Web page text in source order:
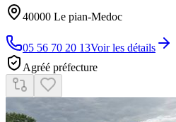
40000 Le pian-Medoc
05 56 70 20 13Voir les détails
Agréé préfecture